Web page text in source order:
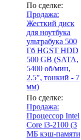
По сделке:
Продажа:
Жесткий диск
для ноутбука
ультрабука 500
Гб HGST HDD
500 GB (SATA,
5400 об/мин,
2.5", тонкий - 7
мм)
По сделке:
Продажа:
Процессор Intel
Core i3-2100 (3
МБ кэш-